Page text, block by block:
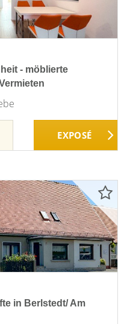
- möblierte
in Berlstedt/ Am